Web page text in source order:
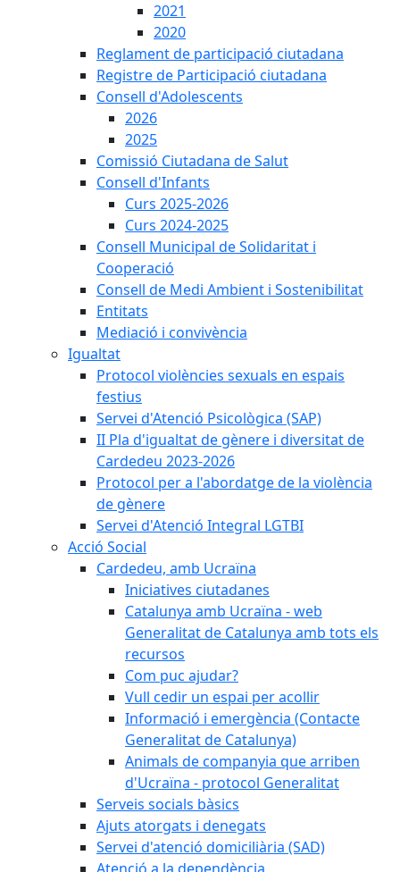
2021
2020
Reglament de participació ciutadana
Registre de Participació ciutadana
Consell d'Adolescents
2026
2025
Comissió Ciutadana de Salut
Consell d'Infants
Curs 2025-2026
Curs 2024-2025
Consell Municipal de Solidaritat i
Cooperació
Consell de Medi Ambient i Sostenibilitat
Entitats
Mediació i convivència
Igualtat
Protocol violències sexuals en espais
festius
Servei d'Atenció Psicològica (SAP)
II Pla d'igualtat de gènere i diversitat de
Cardedeu 2023-2026
Protocol per a l'abordatge de la violència
de gènere
Servei d'Atenció Integral LGTBI
Acció Social
Cardedeu, amb Ucraïna
Iniciatives ciutadanes
Catalunya amb Ucraïna - web
Generalitat de Catalunya amb tots els
recursos
Com puc ajudar?
Vull cedir un espai per acollir
Informació i emergència (Contacte
Generalitat de Catalunya)
Animals de companyia que arriben
d'Ucraïna - protocol Generalitat
Serveis socials bàsics
Ajuts atorgats i denegats
Servei d'atenció domiciliària (SAD)